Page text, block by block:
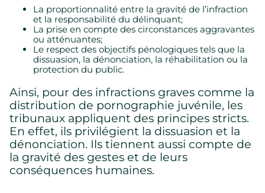
La proportionnalité entre la gravité de l’infraction
et la responsabilité du délinquant;
La prise en compte des circonstances aggravantes
ou atténuantes;
Le respect des objectifs pénologiques tels que la
dissuasion, la dénonciation, la réhabilitation ou la
protection du public.
Ainsi, pour des infractions graves comme la
distribution de pornographie juvénile, les
tribunaux appliquent des principes stricts.
En effet, ils privilégient la dissuasion et la
dénonciation. Ils tiennent aussi compte de
la gravité des gestes et de leurs
conséquences humaines.